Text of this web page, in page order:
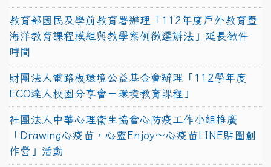
教育部國民及學前教育署辦理「112年度戶外教育暨
海洋教育課程模組與教學案例徵選辦法」延長徵件
時間
財團法人電路板環境公益基金會辦理「112學年度
ECO達人校園分享會－環境教育課程」
社團法人中華心理衛生協會心防疫工作小組推廣
「Drawing心疫苗，心靈Enjoy〜心疫苗LINE貼圖創
作營」活動